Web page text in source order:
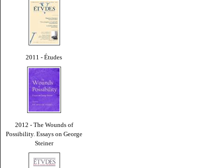
2011 - Études
2012 - The Wounds of
Possibility. Essays on George
Steiner